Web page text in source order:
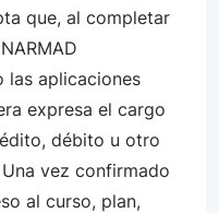
que, al completar
las aplicaciones
expresa el cargo
débito u otro
vez confirmado
al curso, plan,